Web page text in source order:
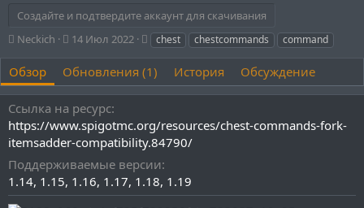
Создайте и подтвердите аккаунт для скачивания
А
т
о
р
Neckich
Д
т
а
с
о
з
д
н
и
я
14 Июл 2022
Т
г
и
chest chestcommands command
Обзор Обновления (1) История Обсуждение
Ссылка на ресурс
https://www.spigotmc.org/resources/chest-commands-fork-
itemsadder-compatibility.84790/
Поддерживаемые версии
1.14 1.15 1.16 1.17 1.18 1.19